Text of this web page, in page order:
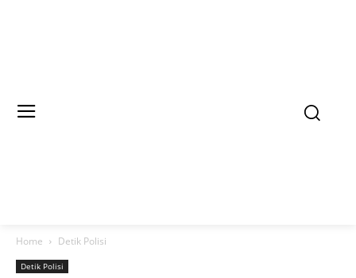
Home Detik Polisi
Detik Polisi